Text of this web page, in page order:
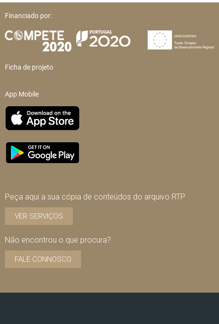
Financiado por:
Ficha de projeto
App Mobile
Peça aqui a sua cópia de conteúdos do arquivo RTP
VER SERVIÇOS
Não encontrou o que procura?
FALE CONNOSCO